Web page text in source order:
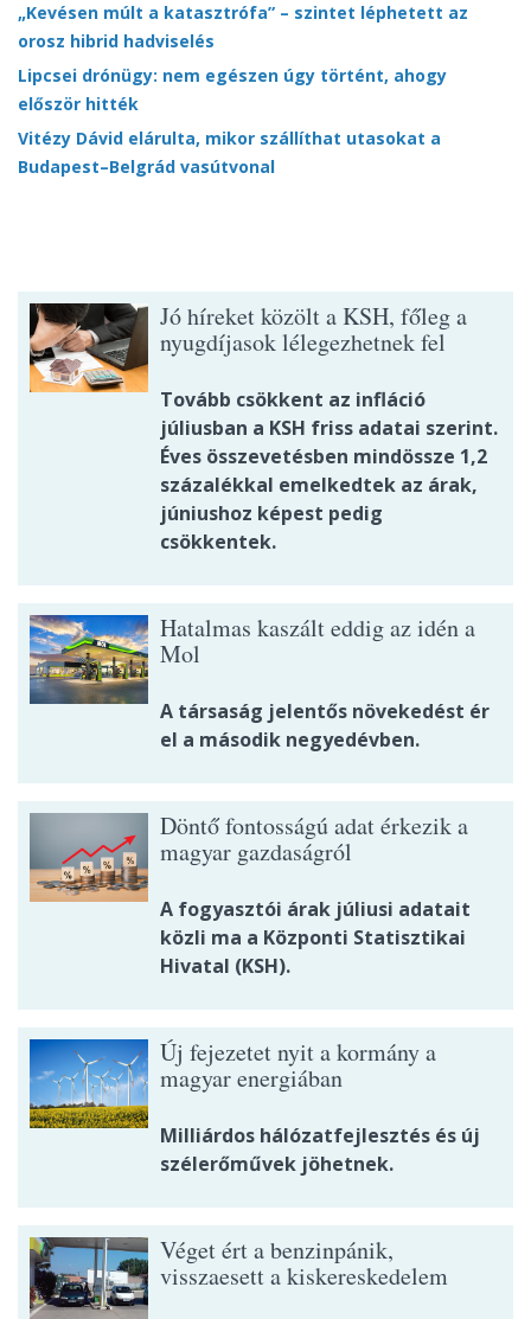
„Kevésen múlt a katasztrófa” – szintet léphetett az
orosz hibrid hadviselés
Lipcsei drónügy: nem egészen úgy történt, ahogy
először hitték
Vitézy Dávid elárulta, mikor szállíthat utasokat a
Budapest–Belgrád vasútvonal
Jó híreket közölt a KSH, főleg a
nyugdíjasok lélegezhetnek fel
Tovább csökkent az infláció
júliusban a KSH friss adatai szerint.
Éves összevetésben mindössze 1,2
százalékkal emelkedtek az árak,
júniushoz képest pedig
csökkentek.
Hatalmas kaszált eddig az idén a
Mol
A társaság jelentős növekedést ér
el a második negyedévben.
Döntő fontosságú adat érkezik a
magyar gazdaságról
A fogyasztói árak júliusi adatait
közli ma a Központi Statisztikai
Hivatal (KSH).
Új fejezetet nyit a kormány a
magyar energiában
Milliárdos hálózatfejlesztés és új
szélerőművek jöhetnek.
Véget ért a benzinpánik,
visszaesett a kiskereskedelem